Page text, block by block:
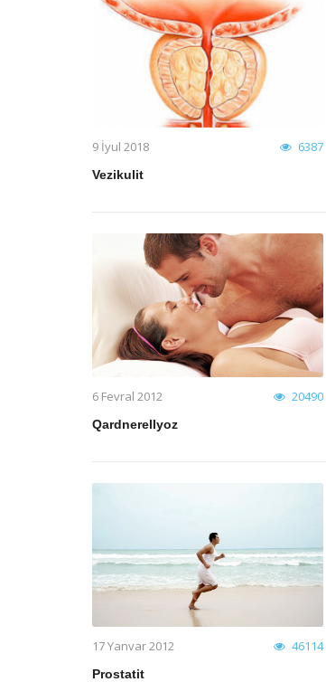
9 İyul 2018 6387
Vezikulit
6 Fevral 2012 20490
Qardnerellyoz
17 Yanvar 2012 46114
Prostatit
Varikosel haqqında tez-tez verilən